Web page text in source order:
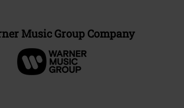
Music Group Company